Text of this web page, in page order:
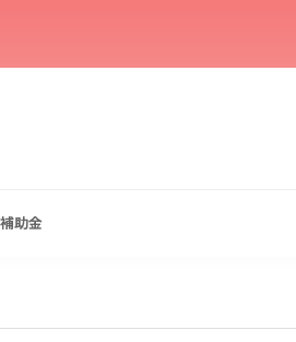
人材育成・福利厚生
補助金